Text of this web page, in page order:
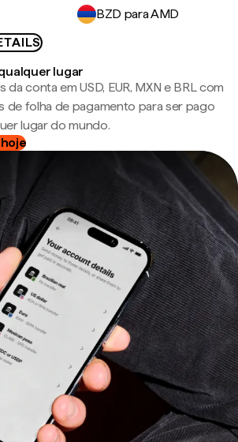
BZD para AMD
lugar
conta em USD, EUR, MXN e BRL com
de folha de pagamento para ser pago
lugar do mundo.